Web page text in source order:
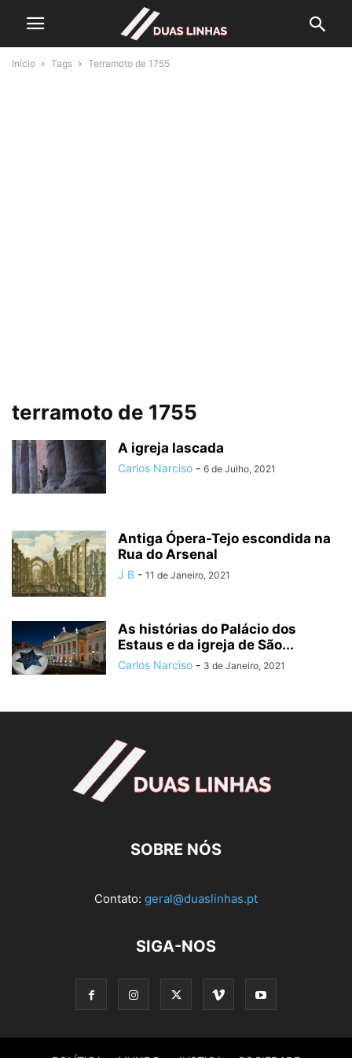
Início Tags Terramoto de 1755
terramoto de 1755
A igreja lascada
Carlos Narciso - 6 de Julho, 2021
Antiga Ópera-Tejo escondida na
Rua do Arsenal
J B - 11 de Janeiro, 2021
As histórias do Palácio dos
Estaus e da igreja de São...
Carlos Narciso - 3 de Janeiro, 2021
SOBRE NÓS
Contato: geral@duaslinhas.pt
SIGA-NOS